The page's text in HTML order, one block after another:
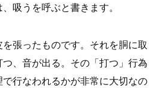
吸うを呼ぶと書きます。
張ったものです。それを胴に取
、音が出る。その「打つ」行為
行なわれるかが非常に大切なの